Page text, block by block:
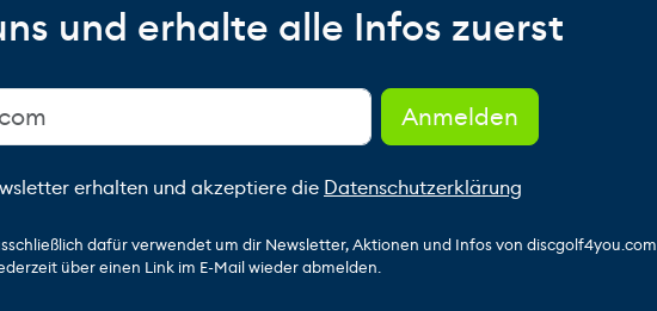
und erhalte alle Infos zuerst
erhalten und akzeptiere die Datenschutzerklärung
dafür verwendet um dir Newsletter, Aktionen und Infos von discgolf4you.com
über einen Link im E-Mail wieder abmelden.